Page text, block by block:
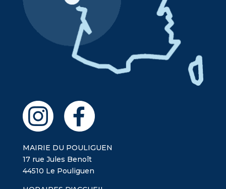
MAIRIE DU POULIGUEN
17 rue Jules Benoît
44510 Le Pouliguen